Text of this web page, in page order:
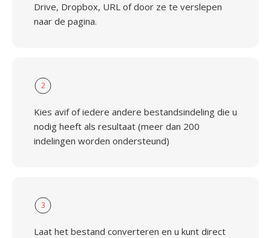
Drive, Dropbox, URL of door ze te verslepen
naar de pagina.
2
Kies avif of iedere andere bestandsindeling die u
nodig heeft als resultaat (meer dan 200
indelingen worden ondersteund)
3
Laat het bestand converteren en u kunt direct